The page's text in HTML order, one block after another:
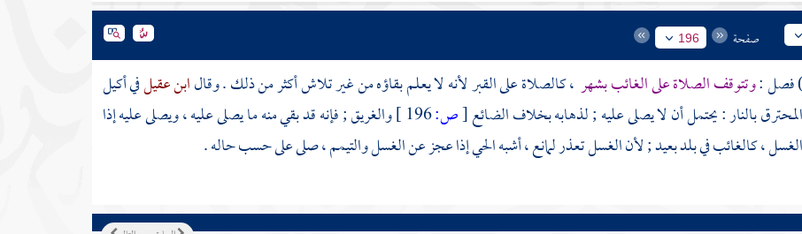
صفحة 196
وتتوقف الصلاة على الغائب بشهر ، كالصلاة على القبر لأنه لا يعلم بقاؤه من غير تلاش أكثر من ذلك . وقالابن عقيلفي أكيل
بالنار : يحتمل أن لا يصلى عليه ; لذهابه بخلاف الضائع[ص:196 ]
والغريق ; فإنه قد بقي منه ما يصلى عليه ، ويصلى عليه إذا
، كالغائب في بلد بعيد ; لأن الغسل تعذر لمانع ، أشبه الحي إذا عجز عن الغسل والتيمم ، صلى على حسب حاله .